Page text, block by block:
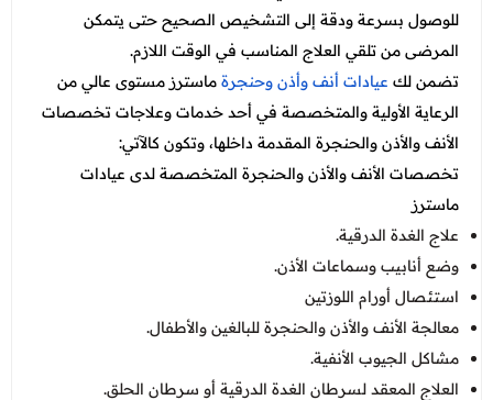
للوصول بسرعة ودقة إلى التشخيص الصحيح حتى يتمكن
المرضى من تلقي العلاج المناسب في الوقت اللازم.
تضمن لك عيادات أنف وأذن وحنجرةماسترز مستوى عالي من
الرعاية الأولية والمتخصصة في أحد خدمات وعلاجات تخصصات
الأنف والأذن والحنجرة المقدمة داخلها، وتكون كالآتي:
تخصصات الأنف والأذن والحنجرة المتخصصة لدى عيادات
ماسترز
علاج الغدة الدرقية.
وضع أنابيب وسماعات الأذن.
استئصال أورام اللوزتين
معالجة الأنف والأذن والحنجرة للبالغين والأطفال.
مشاكل الجيوب الأنفية.
العلاج المعقد لسرطان الغدة الدرقية أو سرطان الحلق.